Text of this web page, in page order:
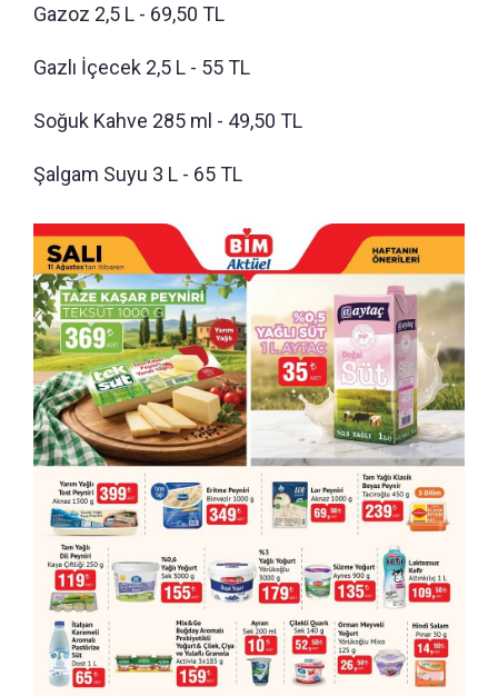
Gazoz 2,5 L - 69,50 TL
Gazlı İçecek 2,5 L - 55 TL
Soğuk Kahve 285 ml - 49,50 TL
Şalgam Suyu 3 L - 65 TL